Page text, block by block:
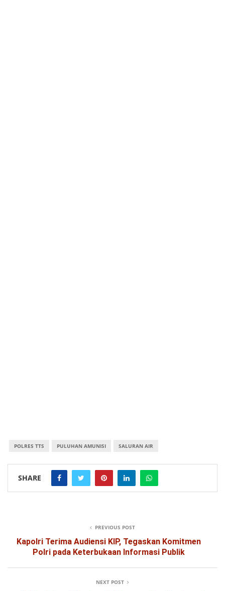
POLRES TTS PULUHAN AMUNISI SALURAN AIR
SHARE
PREVIOUS POST
Kapolri Terima Audiensi KIP, Tegaskan Komitmen
Polri pada Keterbukaan Informasi Publik
NEXT POST